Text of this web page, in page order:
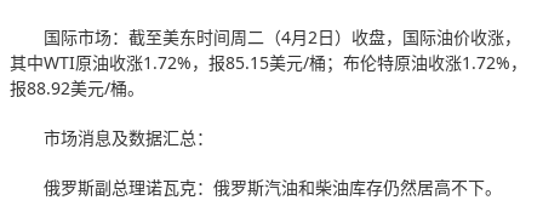
国际市场：截至美东时间周二（4月2日）收盘，国际油价收涨，
其中WTI原油收涨1.72%，报85.15美元/桶；布伦特原油收涨1.72%，
报88.92美元/桶。
市场消息及数据汇总：
俄罗斯副总理诺瓦克：俄罗斯汽油和柴油库存仍然居高不下。